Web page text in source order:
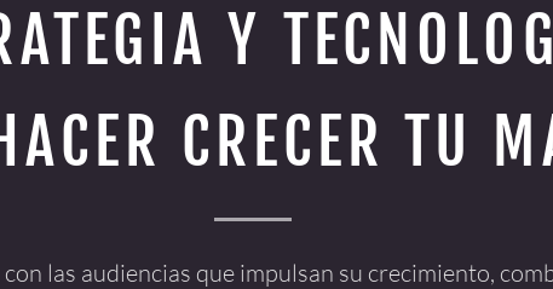
Y
CRECER TU
las audiencias que impulsan su crecimiento,